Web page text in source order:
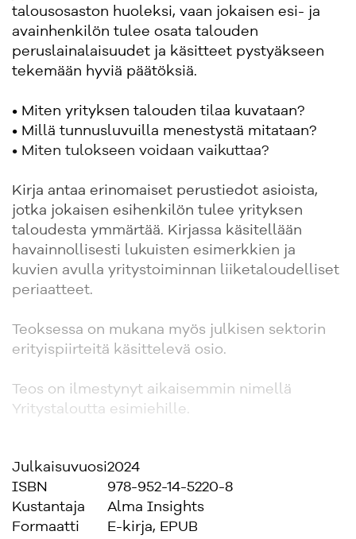
talousosaston huoleksi, vaan jokaisen esi- ja
avainhenkilön tulee osata talouden
peruslainalaisuudet ja käsitteet pystyäkseen
tekemään hyviä päätöksiä.
• Miten yrityksen talouden tilaa kuvataan?
• Millä tunnusluvuilla menestystä mitataan?
• Miten tulokseen voidaan vaikuttaa?
Kirja antaa erinomaiset perustiedot asioista,
jotka jokaisen esihenkilön tulee yrityksen
taloudesta ymmärtää. Kirjassa käsitellään
havainnollisesti lukuisten esimerkkien ja
kuvien avulla yritystoiminnan liiketaloudelliset
periaatteet.
Teoksessa on mukana myös julkisen sektorin
erityispiirteitä käsittelevä osio.
Teos on ilmestynyt aikaisemmin nimellä
Yritystaloutta esimiehille.
Julkaisuvuosi2024
ISBN
978-952-14-5220-8
Kustantaja
Alma Insights
Formaatti
E-kirja, EPUB